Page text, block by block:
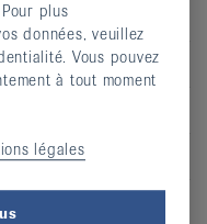
Rue des Tilleuls
plus
données, veuillez
Vous pouvez
à tout moment
légales